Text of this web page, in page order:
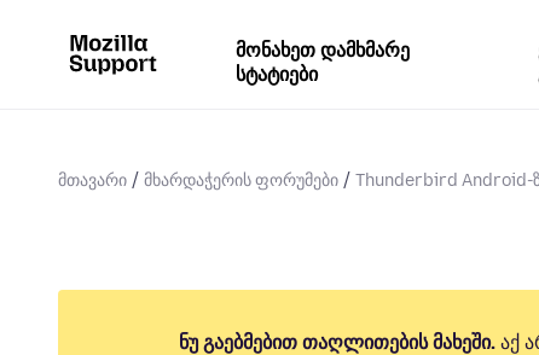
მონახეთ დამხმარე
სტატიები
მთავარი მხარდაჭერის ფორუმები Thunderbird Android-
ნუ გაებმებით თაღლითების მახეში. აქ